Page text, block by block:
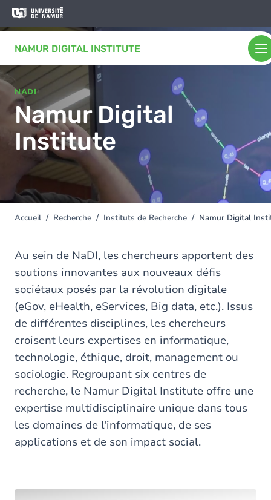
Aller au contenu principal
NAMUR DIGITAL INSTITUTE
Aller
principal
NADI
Namur Digital
Institute
You
here
Accueil Recherche Instituts de Recherche Namur Digital
Au sein de NaDI, les chercheurs apportent des
soutions innovantes aux nouveaux défis
sociétaux posés par la révolution digitale
(eGov, eHealth, eServices, Big data, etc.). Issus
de différentes disciplines, les chercheurs
croisent leurs expertises en informatique,
technologie, éthique, droit, management ou
sociologie. Regroupant six centres de
recherche, le Namur Digital Institute offre une
expertise multidisciplinaire unique dans tous
les domaines de l'informatique, de ses
applications et de son impact social.